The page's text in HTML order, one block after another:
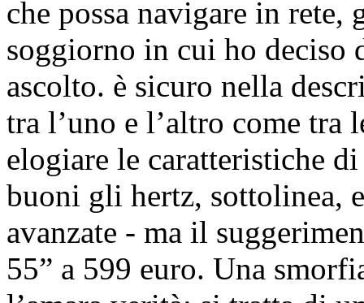
che possa navigare in
soggiorno in cui ho deciso
ascolto. è sicuro nella
tra l’uno e l’altro come tra
elogiare le caratteristiche
buoni gli hertz, sottolinea,
avanzate - ma il
55” a 599 euro. Una